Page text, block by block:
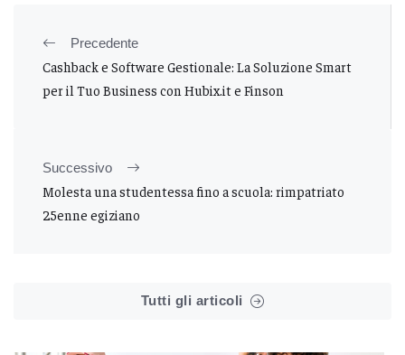
Precedente
Cashback e Software Gestionale: La Soluzione Smart
per il Tuo Business con Hubix.it e Finson
Successivo
Molesta una studentessa fino a scuola: rimpatriato
25enne egiziano
Tutti gli articoli